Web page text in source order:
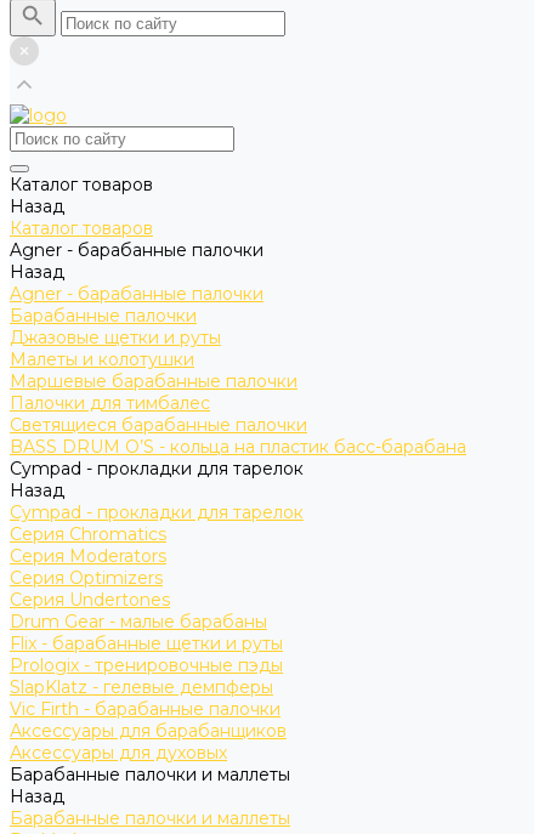
Каталог товаров
Назад
Каталог товаров
Agner - барабанные палочки
Назад
Agner - барабанные палочки
Барабанные палочки
Джазовые щетки и руты
Малеты и колотушки
Маршевые барабанные палочки
Палочки для тимбалес
Светящиеся барабанные палочки
BASS DRUM O’S - кольца на пластик басс-барабана
Cympad - прокладки для тарелок
Назад
Cympad - прокладки для тарелок
Серия Chromatics
Серия Moderators
Серия Optimizers
Серия Undertones
Drum Gear - малые барабаны
Flix - барабанные щетки и руты
Prologix - тренировочные пэды
SlapKlatz - гелевые демпферы
Vic Firth - барабанные палочки
Аксессуары для барабанщиков
Аксессуары для духовых
Барабанные палочки и маллеты
Назад
Барабанные палочки и маллеты